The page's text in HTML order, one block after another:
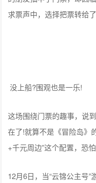
求票声中，选择把票转给
没上船?围观也是一乐!
这场围绕门票的趣事，说
在了!就算不是《冒险岛》
+千元周边”这个配置，恐
12月6日，当“云锦公主号